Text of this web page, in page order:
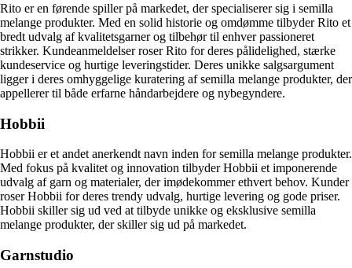
Rito er en førende spiller på markedet, der specialiserer sig i semilla
melange produkter. Med en solid historie og omdømme tilbyder Rito et
bredt udvalg af kvalitetsgarner og tilbehør til enhver passioneret
strikker. Kundeanmeldelser roser Rito for deres pålidelighed, stærke
kundeservice og hurtige leveringstider. Deres unikke salgsargument
ligger i deres omhyggelige kuratering af semilla melange produkter, der
appellerer til både erfarne håndarbejdere og nybegyndere.
Hobbii
Hobbii er et andet anerkendt navn inden for semilla melange produkter.
Med fokus på kvalitet og innovation tilbyder Hobbii et imponerende
udvalg af garn og materialer, der imødekommer ethvert behov. Kunder
roser Hobbii for deres trendy udvalg, hurtige levering og gode priser.
Hobbii skiller sig ud ved at tilbyde unikke og eksklusive semilla
melange produkter, der skiller sig ud på markedet.
Garnstudio